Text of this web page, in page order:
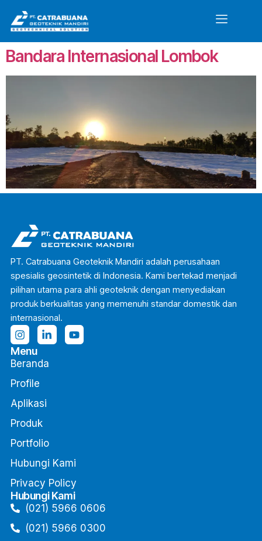
Bandara Internasional Lombok
PT. Catrabuana Geoteknik Mandiri adalah perusahaan
spesialis geosintetik di Indonesia. Kami bertekad menjadi
pilihan utama para ahli geoteknik dengan menyediakan
produk berkualitas yang memenuhi standar domestik dan
internasional.
Menu
Beranda
Profile
Aplikasi
Produk
Portfolio
Hubungi Kami
Privacy Policy
Hubungi Kami
(021) 5966 0606
(021) 5966 0300